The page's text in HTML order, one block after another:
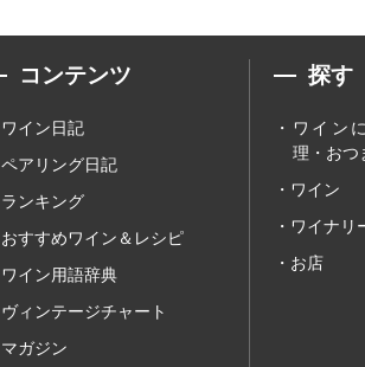
コンテンツ
ワイン日記
ペアリング日記
ランキング
おすすめワイン＆レシピ
ワイン用語辞典
ヴィンテージチャート
マガジン
探す
ワイン
理・おつ
ワイン
ワイナリ
お店